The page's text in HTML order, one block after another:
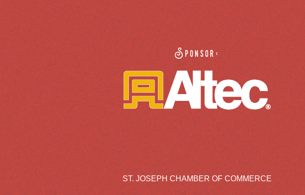
Sponsor:
ST. JOSEPH CHAMBER OF COMMERCE